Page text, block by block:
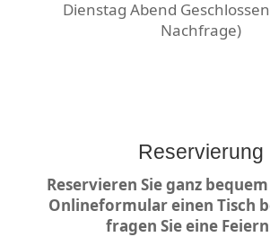
Dienstag Abend
Nachfrage)
Reservierung
Reservieren Sie ganz
Onlineformular einen Tisch
fragen Sie eine